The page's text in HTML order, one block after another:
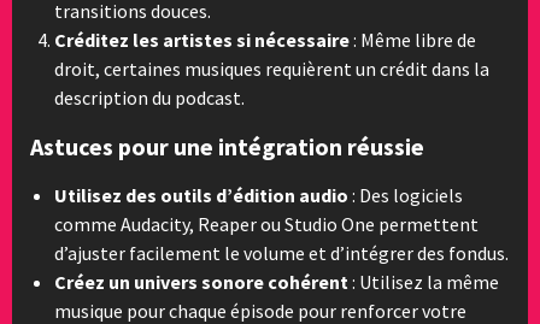
transitions douces.
Créditez les artistes si nécessaire: Même libre de
droit, certaines musiques requièrent un crédit dans la
description du podcast.
Astuces pour une intégration réussie
Utilisez des outils d’édition audio : Des logiciels
comme Audacity, Reaper ou Studio One permettent
d’ajuster facilement le volume et d’intégrer des fondus.
Créez un univers sonore cohérent : Utilisez la même
musique pour chaque épisode pour renforcer votre